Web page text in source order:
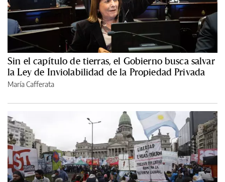
Sin el capítulo de tierras, el Gobierno busca salvar
la Ley de Inviolabilidad de la Propiedad Privada
María Cafferata